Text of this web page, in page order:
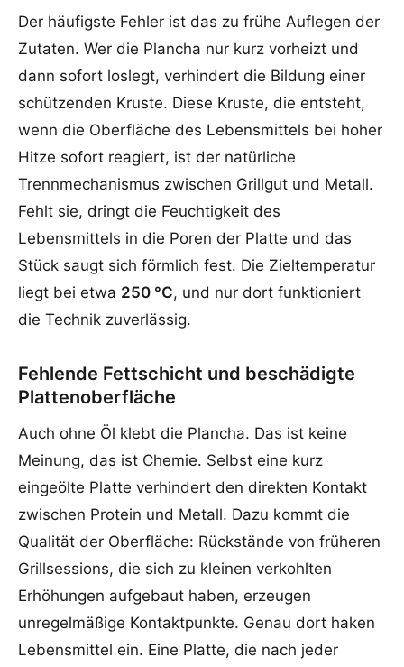
Der häufigste Fehler ist das zu frühe Auflegen der
Zutaten. Wer die Plancha nur kurz vorheizt und
dann sofort loslegt, verhindert die Bildung einer
schützenden Kruste. Diese Kruste, die entsteht,
wenn die Oberfläche des Lebensmittels bei hoher
Hitze sofort reagiert, ist der natürliche
Trennmechanismus zwischen Grillgut und Metall.
Fehlt sie, dringt die Feuchtigkeit des
Lebensmittels in die Poren der Platte und das
Stück saugt sich förmlich fest. Die Zieltemperatur
liegt bei etwa 250 °C, und nur dort funktioniert
die Technik zuverlässig.
Fehlende Fettschicht und beschädigte
Plattenoberfläche
Auch ohne Öl klebt die Plancha. Das ist keine
Meinung, das ist Chemie. Selbst eine kurz
eingeölte Platte verhindert den direkten Kontakt
zwischen Protein und Metall. Dazu kommt die
Qualität der Oberfläche: Rückstände von früheren
Grillsessions, die sich zu kleinen verkohlten
Erhöhungen aufgebaut haben, erzeugen
unregelmäßige Kontaktpunkte. Genau dort haken
Lebensmittel ein. Eine Platte, die nach jeder